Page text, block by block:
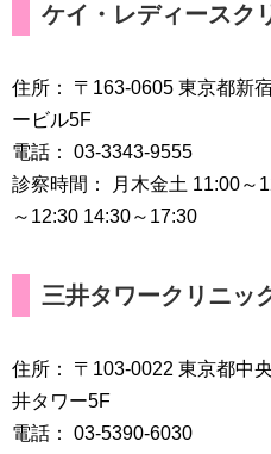
ケイ・レディースク
住所： 〒163-0605 東京都新
ービル5F
電話： 03-3343-9555
診察時間： 月木金土 11:00～
～12:30 14:30～17:30
三井タワークリニッ
住所： 〒103-0022 東京都中
井タワー5F
電話： 03-5390-6030